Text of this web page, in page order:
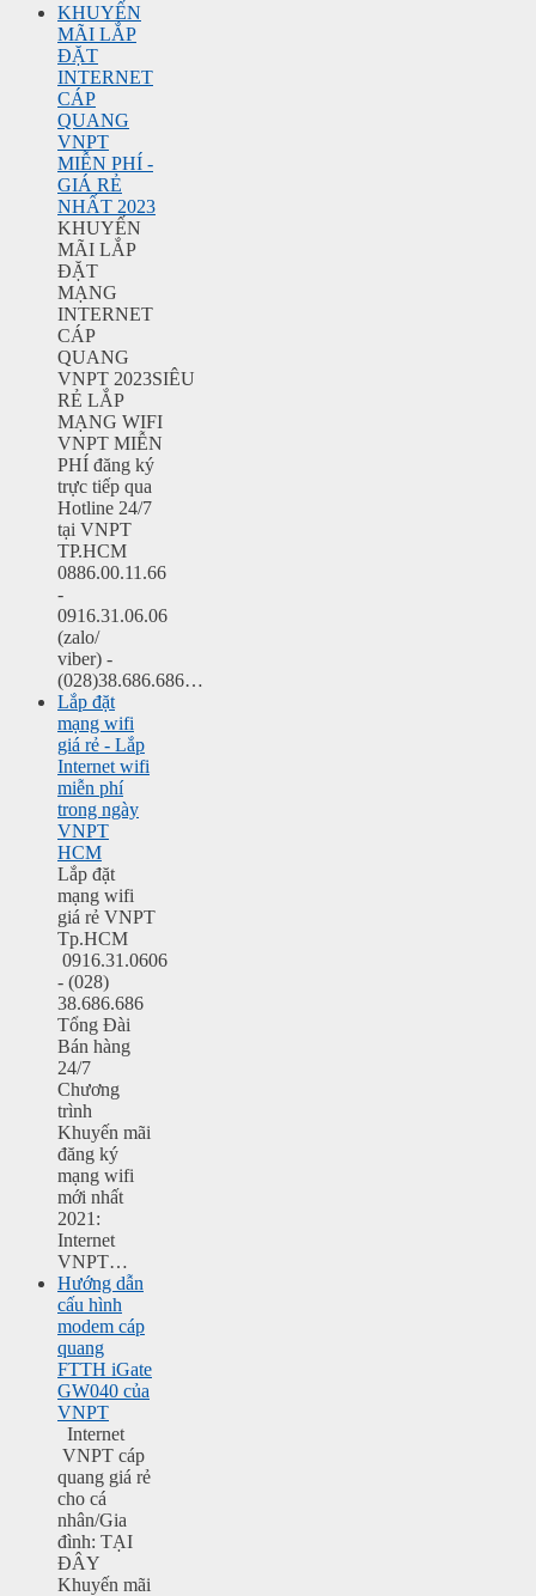
KHUYẾN
MÃI LẮP
ĐẶT
INTERNET
CÁP
QUANG
VNPT
MIỄN PHÍ -
GIÁ RẺ
NHẤT 2023
KHUYẾN
MÃI LẮP
ĐẶT
MẠNG
INTERNET
CÁP
QUANG
VNPT 2023SIÊU
RẺ LẮP
MẠNG WIFI
VNPT MIỄN
PHÍ đăng ký
trực tiếp qua
Hotline 24/7
tại VNPT
TP.HCM
0886.00.11.66
-
0916.31.06.06
(zalo/
viber) -
(028)38.686.686…
Lắp đặt
mạng wifi
giá rẻ - Lắp
Internet wifi
miễn phí
trong ngày
VNPT
HCM
Lắp đặt
mạng wifi
giá rẻ VNPT
Tp.HCM
0916.31.0606
- (028)
38.686.686
Tổng Đài
Bán hàng
24/7
Chương
trình
Khuyến mãi
đăng ký
mạng wifi
mới nhất
2021:
Internet
VNPT…
Hướng dẫn
cấu hình
modem cáp
quang
FTTH iGate
GW040 của
VNPT
Internet
VNPT cáp
quang giá rẻ
cho cá
nhân/Gia
đình: TẠI
ĐÂY
Khuyến mãi